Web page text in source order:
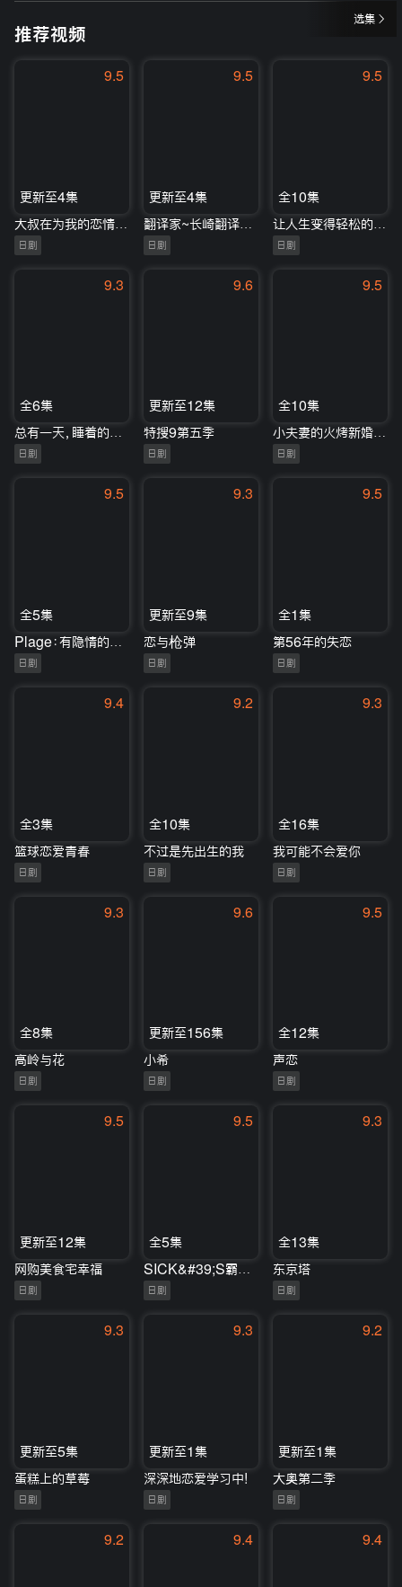
选集
推荐视频
9.5
更新至4集
日剧
9.5
更新至4集
日剧
9.5
全10集
日剧
9.3
全6集
总有一天，睡着的日子
日剧
9.6
更新至12集
特搜9第五季
日剧
9.5
全10集
小夫妻的火烤新婚生活
日剧
9.5
全5集
日剧
9.3
更新至9集
恋与枪弹
日剧
9.5
全1集
第56年的失恋
日剧
9.4
全3集
篮球恋爱青春
日剧
9.2
全10集
不过是先出生的我
日剧
9.3
全16集
我可能不会爱你
日剧
9.3
全8集
高岭与花
日剧
9.6
更新至156集
小希
日剧
9.5
全12集
声恋
日剧
9.5
更新至12集
网购美食宅幸福
日剧
9.5
全5集
日剧
9.3
全13集
东京塔
日剧
9.3
更新至5集
蛋糕上的草莓
日剧
9.3
更新至1集
深深地恋爱学习中!
日剧
9.2
更新至1集
大奥第二季
日剧
9.2 9.4 9.4